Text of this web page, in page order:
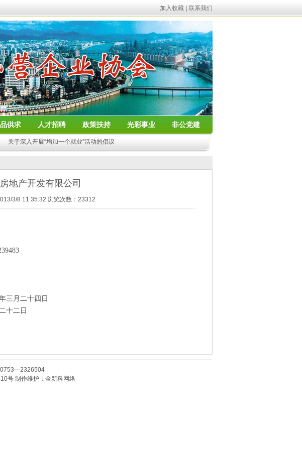
加入收藏| 联系我们
供求 人才招聘 政策扶持 光彩事业 非公党建
关于深入开展“增加一个就业”活动的倡议
地产开发有限公司
3/8 11:35:32 浏览次数：23312
三月二十四日
十二日
0753—2326504
号 制作维护： 金新科网络